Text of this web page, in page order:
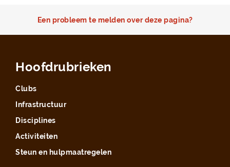
Een probleem te melden over deze pagina?
Hoofdrubrieken
Clubs
Infrastructuur
Disciplines
Activiteiten
Steun en hulpmaatregelen